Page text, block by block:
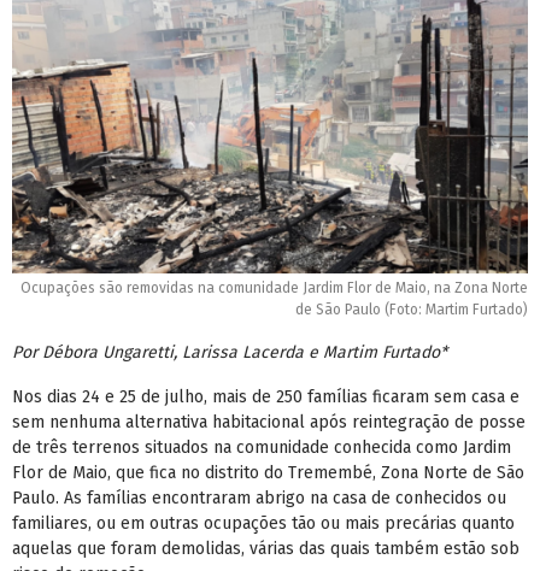
Ocupações são removidas na comunidade Jardim Flor de Maio, na Zona Norte
de São Paulo (Foto: Martim Furtado)
Por Débora Ungaretti, Larissa Lacerda e Martim Furtado*
Nos dias 24 e 25 de julho, mais de 250 famílias ficaram sem casa e
sem nenhuma alternativa habitacional após reintegração de posse
de três terrenos situados na comunidade conhecida como Jardim
Flor de Maio, que fica no distrito do Tremembé, Zona Norte de São
Paulo. As famílias encontraram abrigo na casa de conhecidos ou
familiares, ou em outras ocupações tão ou mais precárias quanto
aquelas que foram demolidas, várias das quais também estão sob